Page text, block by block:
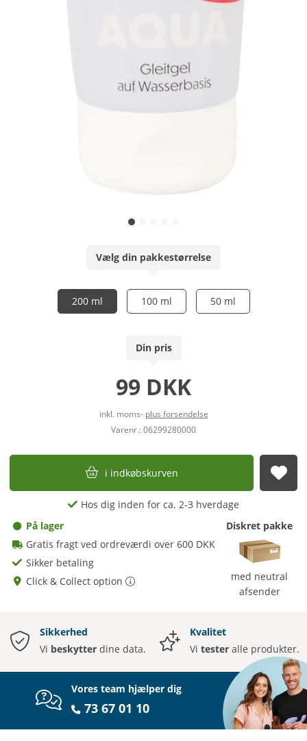
Vælg din pakkestørrelse
200 ml 100 ml 50 ml
Din pris
99 DKK
inkl. moms- plus forsendelse
Varenr.: 06299280000
i indkøbskurven
Hos dig inden for ca. 2-3 hverdage
På lager
Gratis fragt ved ordreværdi over 600 DKK
Sikker betaling
Click & Collect option
Diskret pakke
med neutral
afsender
Sikkerhed
Vi beskytter dine data.
Kvalitet
Vi tester alle produkter.
Vores team hjælper dig
73 67 01 10